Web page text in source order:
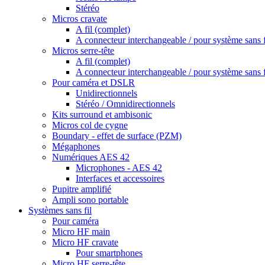
Stéréo
Micros cravate
A fil (complet)
A connecteur interchangeable / pour système sans
Micros serre-tête
A fil (complet)
A connecteur interchangeable / pour système sans
Pour caméra et DSLR
Unidirectionnels
Stéréo / Omnidirectionnels
Kits surround et ambisonic
Micros col de cygne
Boundary - effet de surface (PZM)
Mégaphones
Numériques AES 42
Microphones - AES 42
Interfaces et accessoires
Pupitre amplifié
Ampli sono portable
Systèmes sans fil
Pour caméra
Micro HF main
Micro HF cravate
Pour smartphones